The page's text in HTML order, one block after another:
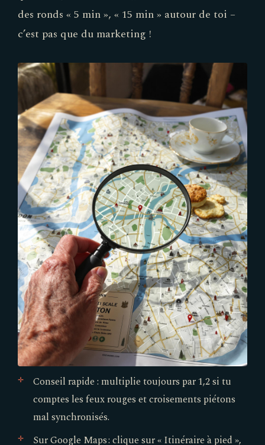
des ronds « 5 min », « 15 min » autour de toi –
c’est pas que du marketing !
Conseil rapide : multiplie toujours par 1,2 si tu
comptes les feux rouges et croisements piétons
mal synchronisés.
Sur Google Maps : clique sur « Itinéraire à pied »,